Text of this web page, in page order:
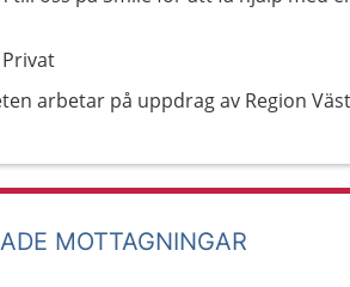
Privat
arbetar på uppdrag av Region
MOTTAGNINGAR